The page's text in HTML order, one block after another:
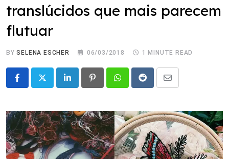
translúcidos que mais parecem
flutuar
BYSELENA ESCHER 06/03/2018 1 MINUTE READ
LinkedIn PinterestWhatsappRedditShare
Email